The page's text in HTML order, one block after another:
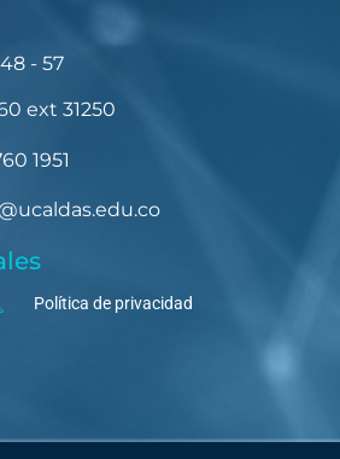
- 57
ext 31250
1951
Política de privacidad